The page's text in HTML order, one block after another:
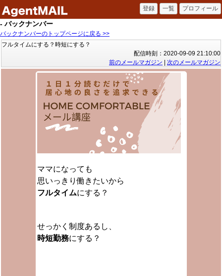
- バックナンバー
バックナンバーのトップページに戻る >>
フルタイムにする？時短にする？
配信時刻：2020-09-09 21:10:00
前のメールマガジン
次のメールマガジン
ママになっても
思いっきり働きたいから
フルタイムにする？
せっかく制度あるし、
時短勤務にする？